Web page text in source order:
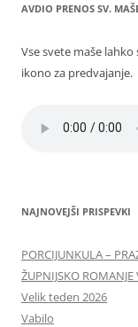
AVDIO PRENOS SV.
Vse svete maše
ikono za predvajanje.
NAJNOVEJŠI PRISPEVKI
PORCIJUNKULA –
ŽUPNIJSKO ROMANJE
Velik teden 2026
Vabilo